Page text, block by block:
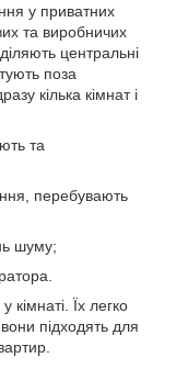
у приватних
та виробничих
центральні
поза
кілька кімнат і
та
перебувають
шуму;
кімнаті. Їх легко
підходять для